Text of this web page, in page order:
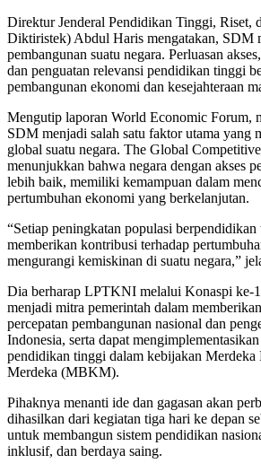
Direktur Jenderal Pendidikan Tinggi, Riset,
Diktiristek) Abdul Haris mengatakan, SDM
pembangunan suatu negara. Perluasan
dan penguatan relevansi pendidikan tinggi
pembangunan ekonomi dan kesejahteraan
Mengutip laporan World Economic Forum,
SDM menjadi salah satu faktor utama yang
global suatu negara. The Global
menunjukkan bahwa negara dengan akses
lebih baik, memiliki kemampuan dalam
pertumbuhan ekonomi yang berkelanjutan.
“Setiap peningkatan populasi berpendidikan
memberikan kontribusi terhadap
mengurangi kemiskinan di suatu negara,”
Dia berharap LPTKNI melalui Konaspi ke-
menjadi mitra pemerintah dalam
percepatan pembangunan nasional dan
Indonesia, serta dapat
pendidikan tinggi dalam kebijakan Merdeka
Merdeka (MBKM).
Pihaknya menanti ide dan gagasan akan
dihasilkan dari kegiatan tiga hari ke depan
untuk membangun sistem pendidikan
inklusif, dan berdaya saing.